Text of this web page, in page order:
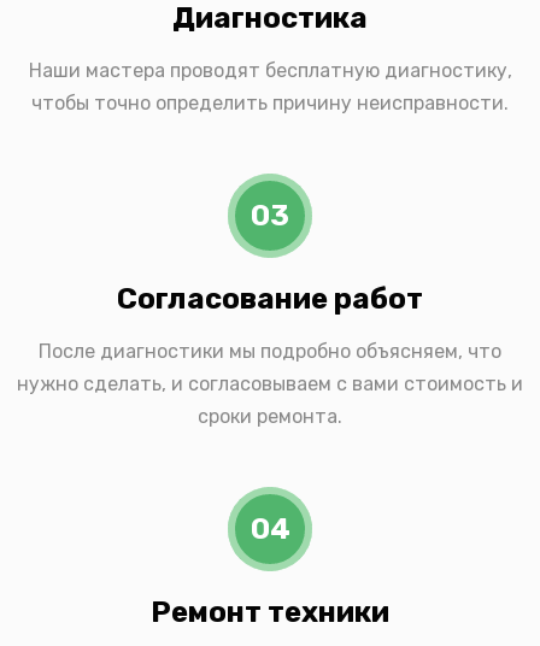
Диагностика
Наши мастера проводят бесплатную диагностику,
чтобы точно определить причину неисправности.
03
Согласование работ
После диагностики мы подробно объясняем, что
нужно сделать, и согласовываем с вами стоимость и
сроки ремонта.
04
Ремонт техники